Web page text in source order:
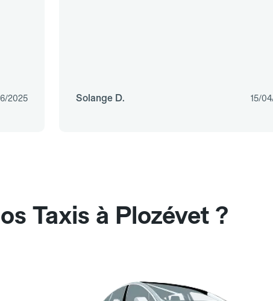
2025 Solange D. 15/
Taxis à Plozévet ?